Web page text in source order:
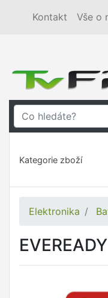
Kontakt Vše o
Kategorie zboží
Elektronika